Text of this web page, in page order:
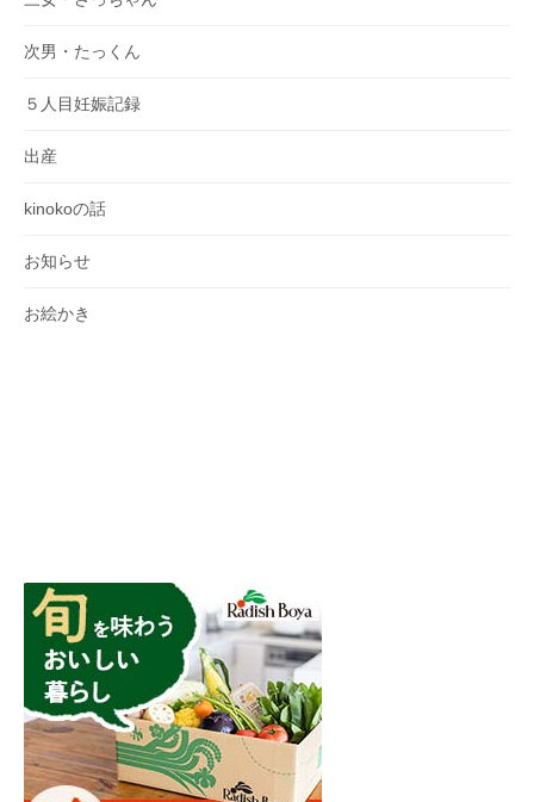
次男・たっくん
５人目妊娠記録
出産
kinokoの話
お知らせ
お絵かき